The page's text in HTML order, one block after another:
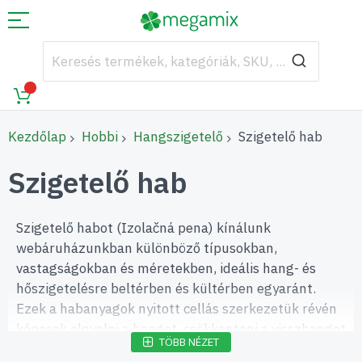
Kezdőlap Hobbi Hangszigetelő Szigetelő hab
Szigetelő hab
Szigetelő habot (Izolačná pena) kínálunk
webáruházunkban különböző típusokban,
vastagságokban és méretekben, ideális hang- és
hőszigetelésre beltérben és kültérben egyaránt.
Ezek a habanyagok nyitott cellás szerkezetük révén
képesek elnyelni a hangot, csökkenteni a visszhangot
és a rezgéseket, így javítják a tér akusztikáját és
TÖBB NÉZET